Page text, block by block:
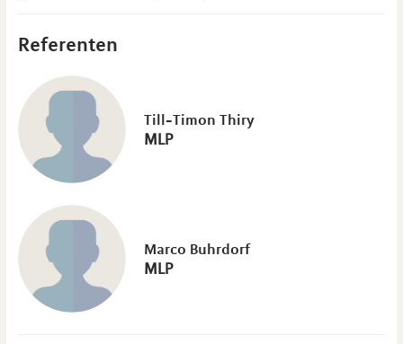
Referenten
Till-Timon Thiry
MLP
Marco Buhrdorf
MLP